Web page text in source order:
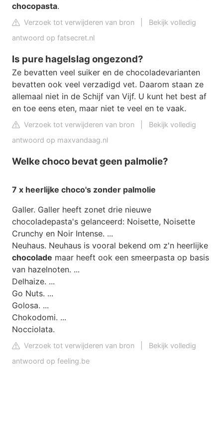
chocopasta.
Verzoek tot verwijderen van bron
Bekijk volledig
antwoord op fatsecret.nl
Is pure hagelslag ongezond?
Ze bevatten veel suiker en de chocoladevarianten
bevatten ook veel verzadigd vet. Daarom staan ze
allemaal niet in de Schijf van Vijf. U kunt het best af
en toe eens eten, maar niet te veel en te vaak.
Verzoek tot verwijderen van bron
Bekijk volledig
antwoord op maxvandaag.nl
Welke choco bevat geen palmolie?
7 x heerlijke choco's zonder palmolie
Galler. Galler heeft zonet drie nieuwe
chocoladepasta's gelanceerd: Noisette, Noisette
Crunchy en Noir Intense. ...
Neuhaus. Neuhaus is vooral bekend om z'n heerlijke
chocolade maar heeft ook een smeerpasta op basis
van hazelnoten. ...
Delhaize. ...
Go Nuts. ...
Golosa. ...
Chokodomi. ...
Nocciolata.
Verzoek tot verwijderen van bron
Bekijk volledig
antwoord op feeling.be